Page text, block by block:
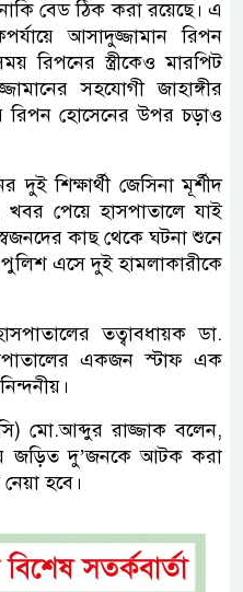
বেড ঠিক করা রয়েছে। এ
আসাদুজ্জামান রিপন
রিপনের স্ত্রীকেও মারপিট
সহযোগী জাহাঙ্গীর
রিপন হোসেনের উপর চড়াও
দুই শিক্ষার্থী জেসিনা মূর্শীদ
খবর পেয়ে হাসপাতালে যাই
কাছ থেকে ঘটনা শুনে
এসে দুই হামলাকারীকে
তত্বাবধায়ক ডা.
একজন স্টাফ এক
মো.আব্দুর রাজ্জাক বলেন,
জড়িত দু’জনকে আটক করা
হবে।